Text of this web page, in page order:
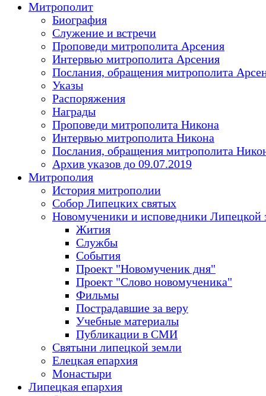
Митрополит
Биография
Служение и встречи
Проповеди митрополита Арсения
Интервью митрополита Арсения
Послания, обращения митрополита
Указы
Распоряжения
Награды
Проповеди митрополита Никона
Интервью митрополита Никона
Послания, обращения митрополита
Архив указов до 09.07.2019
Митрополия
История митрополии
Собор Липецких святых
Новомученики и исповедники Липецкой
Жития
Службы
События
Проект "Новомученик дня"
Проект "Слово новомученика"
Фильмы
Пострадавшие за веру
Учебные материалы
Публикации в СМИ
Святыни липецкой земли
Елецкая епархия
Монастыри
Липецкая епархия